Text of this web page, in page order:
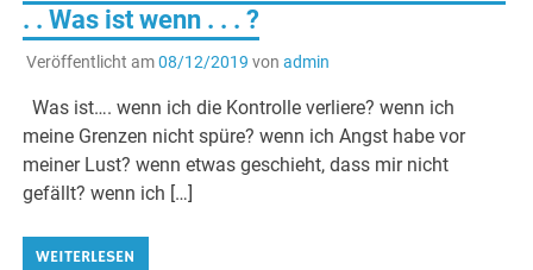
. . Was ist wenn . . . ?
Veröffentlicht am08/12/2019 von admin
Was ist…. wenn ich die Kontrolle verliere? wenn ich
meine Grenzen nicht spüre? wenn ich Angst habe vor
meiner Lust? wenn etwas geschieht, dass mir nicht
gefällt? wenn ich […]
WEITERLESEN